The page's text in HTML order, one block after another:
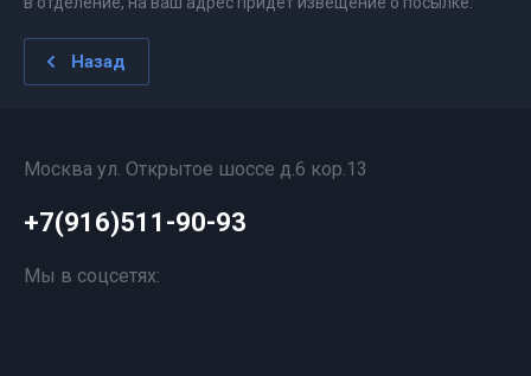
Назад
Москва ул. Открытое шоссе д.6 кор.13
+7(916)511-90-93
Мы в соцсетях: